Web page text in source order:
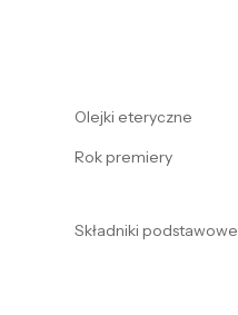
Olejki eteryczne
Rok premiery
Składniki podstawowe